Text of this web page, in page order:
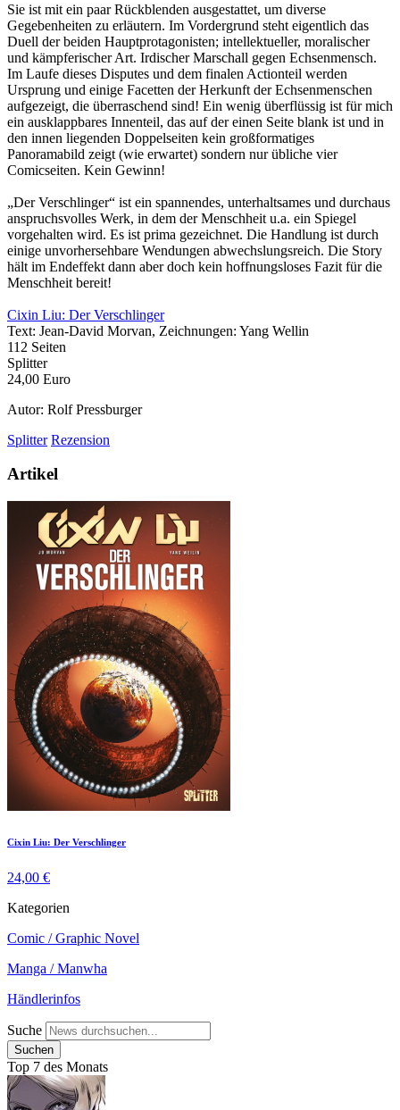
Sie ist mit ein paar Rückblenden ausgestattet, um diverse
Gegebenheiten zu erläutern. Im Vordergrund steht eigentlich das
Duell der beiden Hauptprotagonisten; intellektueller, moralischer
und kämpferischer Art. Irdischer Marschall gegen Echsenmensch.
Im Laufe dieses Disputes und dem finalen Actionteil werden
Ursprung und einige Facetten der Herkunft der Echsenmenschen
aufgezeigt, die überraschend sind! Ein wenig überflüssig ist für mich
ein ausklappbares Innenteil, das auf der einen Seite blank ist und in
den innen liegenden Doppelseiten kein großformatiges
Panoramabild zeigt (wie erwartet) sondern nur übliche vier
Comicseiten. Kein Gewinn!
„Der Verschlinger“ ist ein spannendes, unterhaltsames und durchaus
anspruchsvolles Werk, in dem der Menschheit u.a. ein Spiegel
vorgehalten wird. Es ist prima gezeichnet. Die Handlung ist durch
einige unvorhersehbare Wendungen abwechslungsreich. Die Story
hält im Endeffekt dann aber doch kein hoffnungsloses Fazit für die
Menschheit bereit!
Cixin Liu: Der Verschlinger
Text: Jean-David Morvan, Zeichnungen: Yang Wellin
112 Seiten
Splitter
24,00 Euro
Autor: Rolf Pressburger
Splitter Rezension
Artikel
Cixin Liu: Der Verschlinger
24,00 €
Kategorien
Comic / Graphic Novel
Manga / Manwha
Händlerinfos
Suche
Top 7 des Monats